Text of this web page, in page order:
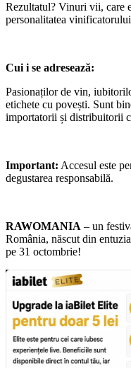
Rezultatul? Vinuri vii, care
personalitatea
Cui i se adresează:
Pasionaților de vin,
etichete cu povești. Sunt
importatorii și distribuitorii
Important: Accesul este
degustarea responsabilă.
RAWOMANIA – un
România, născut din
pe 31 octombrie!